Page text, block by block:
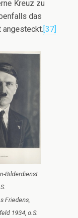
Kreuz zu
das
angesteckt.[37]
Bilderdienst
Friedens,
1934, o.S.